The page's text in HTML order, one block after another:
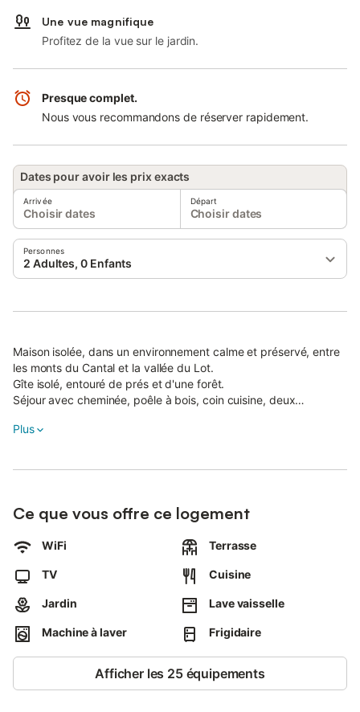
Une vue magnifique
Profitez de la vue sur le jardin.
Presque complet.
Nous vous recommandons de réserver rapidement.
Dates pour avoir les prix exacts
Arrivée
Choisir dates
Départ
Choisir dates
Personnes
2 Adultes, 0 Enfants
Maison isolée, dans un environnement calme et préservé, entre
les monts du Cantal et la vallée du Lot.
Gîte isolé, entouré de prés et d'une forêt.
Séjour avec cheminée, poêle à bois, coin cuisine, deux
lits superposés. Salle d'eau, deux WC indépendants, accès
Terrasse.
Gîte à 500 m d'une étape de chemin de Saint-Jacques-de-
Lot.
Plus
Ce que vous offre ce logement
WiFi Terrasse
TV Cuisine
Jardin Lave vaisselle
Machine à laver Frigidaire
Afficher les 25 équipements